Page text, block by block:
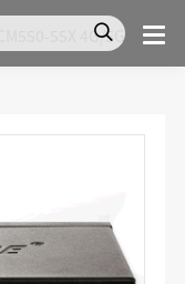
CM550-55X 4G/5G